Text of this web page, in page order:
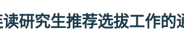
研究生推荐选拔工作的